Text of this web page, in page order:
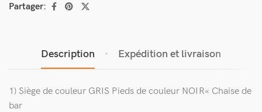
Partager:
Description Expédition et livraison
1 ) Siège de couleur GRIS Pieds de couleur NOIR« Chaise de
bar